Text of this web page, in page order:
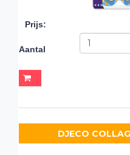
Prijs:
Aantal
DJECO